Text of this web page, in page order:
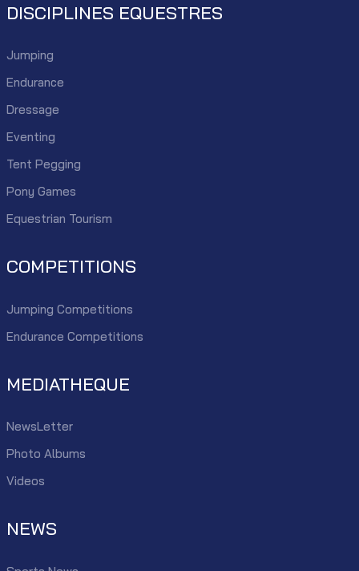
DISCIPLINES EQUESTRES
Jumping
Endurance
Dressage
Eventing
Tent Pegging
Pony Games
Equestrian Tourism
COMPETITIONS
Jumping Competitions
Endurance Competitions
MEDIATHEQUE
NewsLetter
Photo Albums
Videos
NEWS